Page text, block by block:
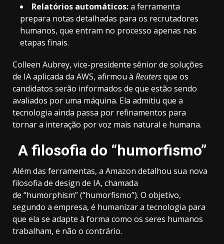
Relatórios automáticos:a ferramenta
prepara notas detalhadas para os recrutadores
humanos, que entram no processo apenas nas
etapas finais.
Colleen Aubrey, vice-presidente sênior de soluções
de IA aplicada da AWS, afirmou à Reutersque os
candidatos serão informados de que estão sendo
avaliados por uma máquina. Ela admitiu que a
tecnologia ainda passa por refinamentos para
tornar a interação por voz mais natural e humana.
A filosofia do “humorfismo”
Além das ferramentas, a Amazon detalhou sua nova
filosofia de design de IA, chamada
de “humorphism” (“humorfismo”). O objetivo,
segundo a empresa, é humanizar a tecnologia para
que ela se adapte à forma como os seres humanos
trabalham, e não o contrário.